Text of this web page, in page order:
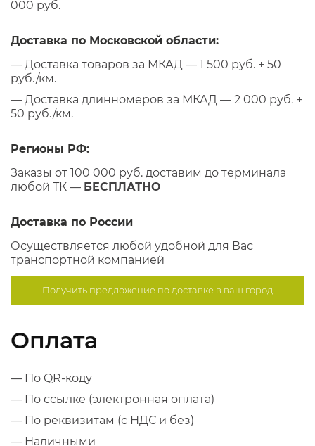
000 руб.
Доставка по Московской области:
— Доставка товаров за МКАД — 1 500 руб. + 50
руб./км.
— Доставка длинномеров за МКАД — 2 000 руб. +
50 руб./км.
Регионы РФ:
Заказы от 100 000 руб. доставим до терминала
любой ТК — БЕСПЛАТНО
Доставка по России
Осуществляется любой удобной для Вас
транспортной компанией
Получить предложение подоставке в ваш город
Оплата
— По QR-коду
— По ссылке (электронная оплата)
— По реквизитам (с НДС и без)
— Наличными